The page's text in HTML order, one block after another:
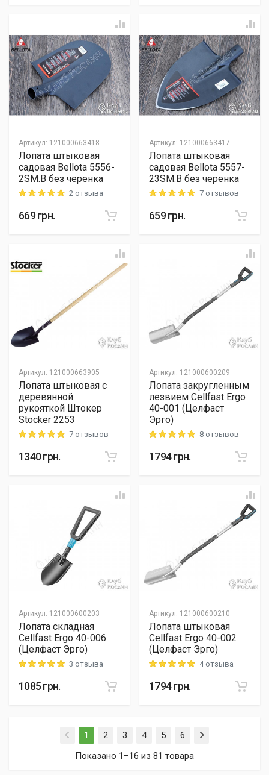
Артикул: 121000663418
Лопата штыковая
садовая Bellota 5556-
2SM.B без черенка
Rating: 5 out of 52 отзыва
669грн.
Артикул: 121000663417
Лопата штыковая
садовая Bellota 5557-
23SM.B без черенка
Rating: 5 out of 57 отзывов
659грн.
Артикул: 121000663905
Лопата штыковая с
деревянной
рукояткой Штокер
Stocker 2253
Rating: 5 out of 57 отзывов
1340грн.
Артикул: 121000600209
Лопата закругленным
лезвием Cellfast Ergo
40-001 (Целфаст
Эрго)
Rating: 5 out of 58 отзывов
1794грн.
Артикул: 121000600203
Лопата складная
Cellfast Ergo 40-006
(Целфаст Эрго)
Rating: 5 out of 53 отзыва
1085грн.
Артикул: 121000600210
Лопата штыковая
Cellfast Ergo 40-002
(Целфаст Эрго)
Rating: 5 out of 54 отзыва
1794грн.
1 (current)
2 3 4 5
6
Показано 1–16 из 81 товара